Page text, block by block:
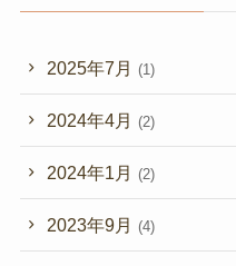
2025年7月 (1)
2024年4月 (2)
2024年1月 (2)
2023年9月 (4)